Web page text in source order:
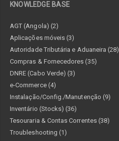
KNOWLEDGE BASE
AGT (Angola) (2)
Aplicações móveis (3)
Autoridade Tributária e Aduaneira (28)
Compras & Fornecedores (35)
DNRE (Cabo Verde) (3)
e-Commerce (4)
Instalação/Config./Manutenção (9)
Inventário (Stocks) (36)
Tesouraria & Contas Correntes (38)
Troubleshooting (1)